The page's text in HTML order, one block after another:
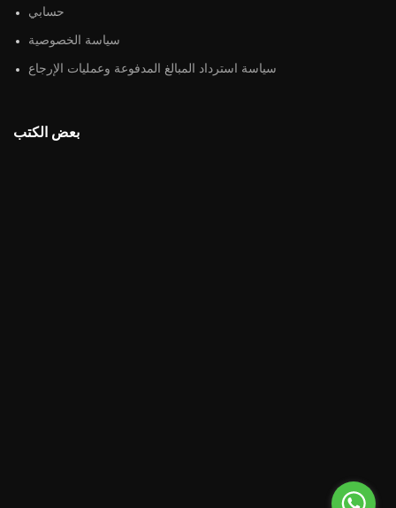
حسابي
سياسة الخصوصية
سياسة استرداد المبالغ المدفوعة وعمليات الإرجاع
بعض الكتب